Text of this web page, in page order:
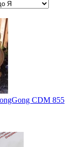
CDM 855